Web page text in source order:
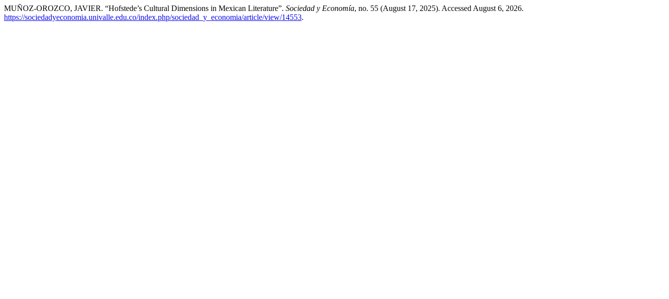
MUÑOZ-OROZCO, JAVIER. “Hofstede’s Cultural Dimensions in Mexican Literature”. Sociedad y Economía, no. 55 (August 17, 2025). Accessed August 6, 2026.
https://sociedadyeconomia.univalle.edu.co/index.php/sociedad_y_economia/article/view/14553.